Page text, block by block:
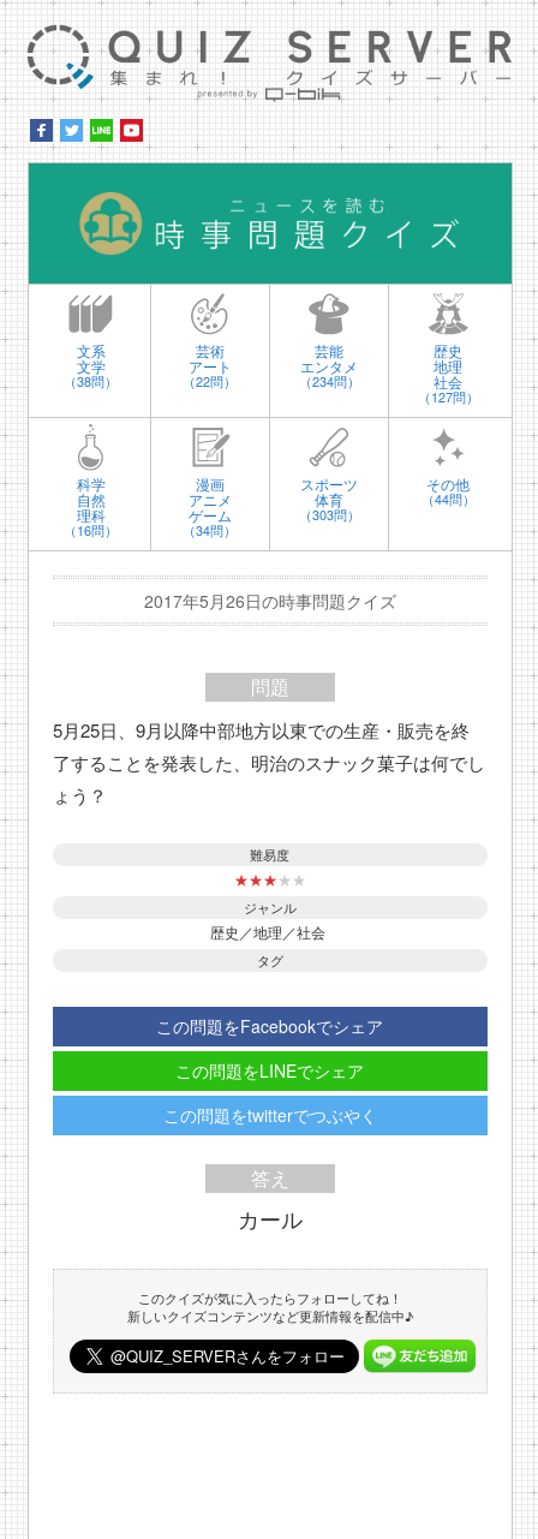
文系
文学
（38問）
芸術
アート
（22問）
芸能
エンタメ
（234問）
歴史
地理
社会
（127問）
科学
自然
理科
（16問）
漫画
アニメ
ゲーム
（34問）
スポーツ
体育
（303問）
その他
（44問）
2017年5月26日の時事問題クイズ
問題
5月25日、9月以降中部地方以東での生産・販売を終
了することを発表した、明治のスナック菓子は何でし
ょう？
難易度
★★★★ ★
ジャンル
歴史／地理／社会
タグ
この問題をFacebookでシェア
この問題をLINEでシェア
この問題をtwitterでつぶやく
答え
カール
このクイズが気に入ったらフォローしてね！
新しいクイズコンテンツなど更新情報を配信中♪